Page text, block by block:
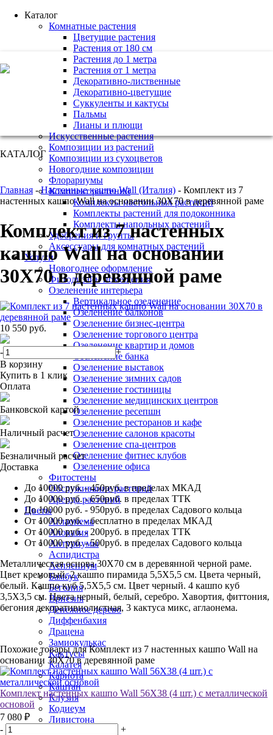
Каталог
Комнатные растения
Цветущие растения
Растения от 180 см
Растения до 1 метра
Растения от 1 метра
Декоративно-лиственные
Декоративно-цветущие
Суккуленты и кактусы
Пальмы
Лианы и плющи
Искусственные растения
Композиции из растений
Композиции из сухоцветов
Новогодние композиции
Флорариумы
Комплект растений
Комплекты настольных растений
Комплекты растений для подоконника
Комплекты напольных растений
Удобрения и грунты
Аксессуары для комнатных растений
Услуги
Новогоднее оформление
Фитодизайн помещения
Озеленение интерьера
Вертикальное озеленение
Озеленение балконов
Озеленение бизнес-центра
Озеленение торгового центра
Озеленение квартир и домов
Озеленение банка
Озеленение выставок
Озеленение зимних садов
Озеленение гостиницы
Озеленение медицинских центров
Озеленение ресепшн
Озеленение ресторанов и кафе
Озеленение салонов красоты
Озеленение спа-центров
Озеленение фитнес клубов
Озеленение офиса
Фитостены
Обслуживание растений
Аренда растений
Цветы
Аглаонема
Алоказия
Антуриумы
Аспидистра
Асплениум
Бамбук
Бегония
Вриезия
Денежное дерево
Диффенбахия
Драцена
Замиокулькас
Кактусы
Калатея
Кариота
Каштан
Клузия
Кодиеум
Ливистона
КАТАЛОГ
Главная - Настенные кашпо Wall (Италия) - Комплект из 7
настенных кашпо Wall на основании 30Х70 в деревянной раме
Комплект из 7 настенных
кашпо Wall на основании
30Х70 в деревянной раме
10 550 руб.
-
+
В корзину
Купить в 1 клик
Оплата
Банковской картой
Наличный расчет
Безналичный расчет
Доставка
До 10000 руб.- 450руб. в пределах МКАД
До 10000 руб.- 650руб. в пределах ТТК
До 10000 руб. - 950руб. в пределах Садового кольца
От 10000 руб.- бесплатно в пределах МКАД
От 10000 руб.- 200руб. в пределах ТТК
От 10000 руб.- 500руб. в пределах Садового кольца
Металлическая основа 30Х70 см в деревянной черной раме.
Цвет кремовый. 2 кашпо пирамида 5,5Х5,5 см. Цвета черный,
белый. Кашпо куб 5,5Х5,5 см. Цвет черный. 4 кашпо куб
3,5Х3,5 см. Цвета черный, белый, серебро. Хавортия, фиттония,
бегония декоративнолистная, 3 кактуса микс, аглаонема.
Похожие товары для Комплект из 7 настенных кашпо Wall на
основании 30Х70 в деревянной раме
Комплект настенных кашпо Wall 56Х38 (4 шт.) c металлической
основой
7 080 ₽
-
+